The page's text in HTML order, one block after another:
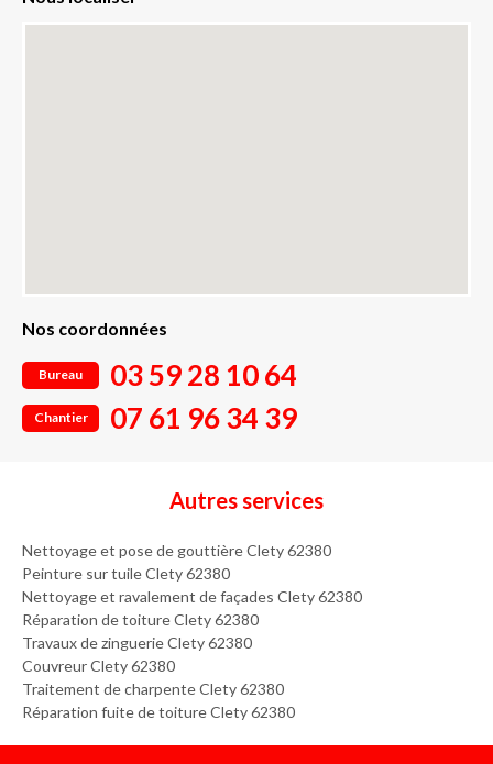
Nos coordonnées
Bureau 03 59 28 10 64
Chantier 07 61 96 34 39
Autres services
Nettoyage et pose de gouttière Clety 62380
Peinture sur tuile Clety 62380
Nettoyage et ravalement de façades Clety 62380
Réparation de toiture Clety 62380
Travaux de zinguerie Clety 62380
Couvreur Clety 62380
Traitement de charpente Clety 62380
Réparation fuite de toiture Clety 62380